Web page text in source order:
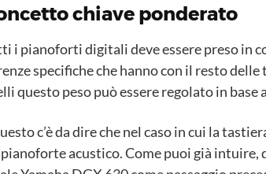
chiave ponderato
i pianoforti digitali deve essere preso in
specifiche che hanno con il resto
questo peso può essere regolato in base
c’è da dire che nel caso in cui la
acustico. Come puoi già intuire,